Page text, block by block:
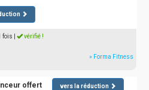
fois vérifié !
» Forma Fitness
offert vers la réduction